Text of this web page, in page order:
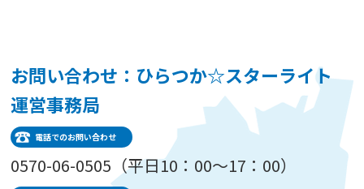
お問い合わせ：ひらつか☆スターライト
運営事務局
電話でのお問い合わせ
0570-06-0505（平日10：00～17：00）